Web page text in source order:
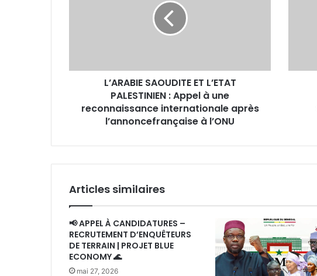
reconnaissance
internationale
l’annoncefrançaise
L’ARABIE SAOUDITE ET L’ETAT
PALESTINIEN : Appel à une
reconnaissance internationale après
l’annoncefrançaise à l’ONU
pas
Articles similaires
📢 APPEL À CANDIDATURES –
RECRUTEMENT D’ENQUÊTEURS
DE TERRAIN | PROJET BLUE
ECONOMY 🌊
mai 27, 2026